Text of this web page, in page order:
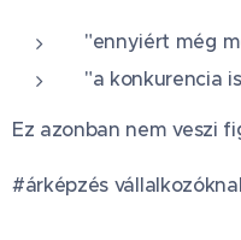
"ennyiért még
"a konkurencia
Ez azonban nem veszi
#árképzés